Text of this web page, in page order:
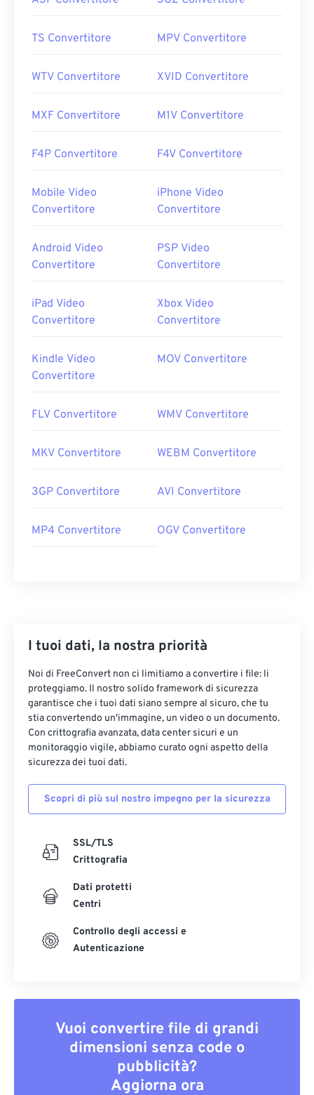
TS Convertitore MPV Convertitore
WTV Convertitore XVID Convertitore
MXF Convertitore M1V Convertitore
F4P Convertitore F4V Convertitore
Mobile Video
Convertitore
iPhone Video
Convertitore
Android Video
Convertitore
PSP Video
Convertitore
iPad Video
Convertitore
Xbox Video
Convertitore
Kindle Video
Convertitore
MOV Convertitore
FLV Convertitore WMV Convertitore
MKV Convertitore WEBM Convertitore
3GP Convertitore AVI Convertitore
MP4 Convertitore OGV Convertitore
I tuoi dati, la nostra priorità
Noi di FreeConvert non ci limitiamo a convertire i file: li
proteggiamo. Il nostro solido framework di sicurezza
garantisce che i tuoi dati siano sempre al sicuro, che tu
stia convertendo un'immagine, un video o un documento.
Con crittografia avanzata, data center sicuri e un
monitoraggio vigile, abbiamo curato ogni aspetto della
sicurezza dei tuoi dati.
Scopri di più sul nostro impegno per la sicurezza
SSL/TLS
Crittografia
Dati protetti
Centri
Controllo degli accessi e
Autenticazione
Vuoi convertire file di grandi
dimensioni senza code o
pubblicità?
Aggiorna ora